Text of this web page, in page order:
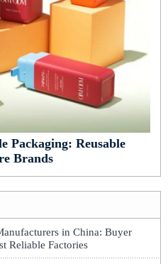
Packaging: Reusable
Brands
in China: Buyer
Reliable Factories